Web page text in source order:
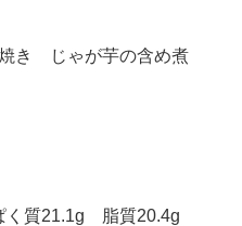
き じゃが芋の含め煮
く質21.1g 脂質20.4g